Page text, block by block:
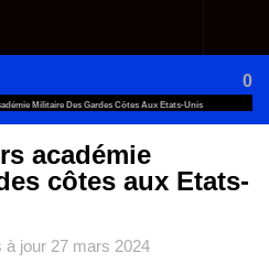
0
Militaire Des Gardes Côtes Aux Etats-Unis
académie
côtes aux Etats-
à jour 27 mars 2024